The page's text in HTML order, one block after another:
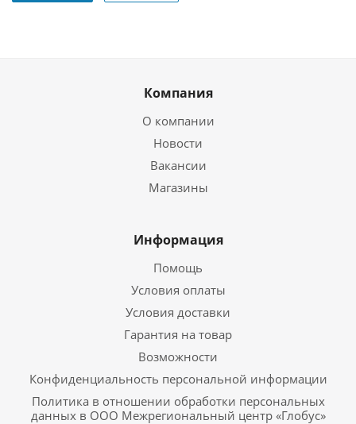
Компания
О компании
Новости
Вакансии
Магазины
Информация
Помощь
Условия оплаты
Условия доставки
Гарантия на товар
Возможности
Конфиденциальность персональной информации
Политика в отношении обработки персональных
данных в ООО Межрегиональный центр «Глобус»